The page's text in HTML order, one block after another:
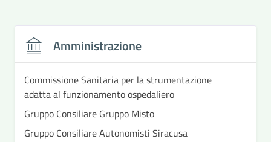
Amministrazione
Commissione Sanitaria per la strumentazione
adatta al funzionamento ospedaliero
Gruppo Consiliare Gruppo Misto
Gruppo Consiliare Autonomisti Siracusa